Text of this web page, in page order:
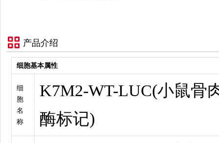
产品介绍
细胞基本属性
细
胞
名
称
K7M2-WT-LUC(小鼠骨
酶标记)